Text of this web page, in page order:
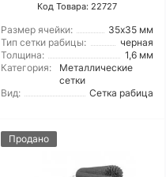
Код Товара: 22727
Размер ячейки:
35х35 мм
Тип сетки рабицы:
черная
Толщина:
1,6 мм
Категория:
Металлические
сетки
Вид:
Сетка рабица
Продано